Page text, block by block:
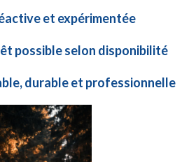
et expérimentée
possible selon disponibilité
durable et professionnelle